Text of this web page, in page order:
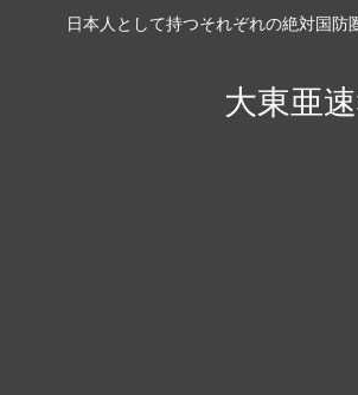
日本人として持つそれぞれの絶対国防
大東亜